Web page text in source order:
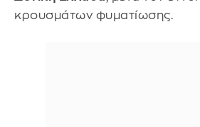
κρουσμάτων φυματίωσης.